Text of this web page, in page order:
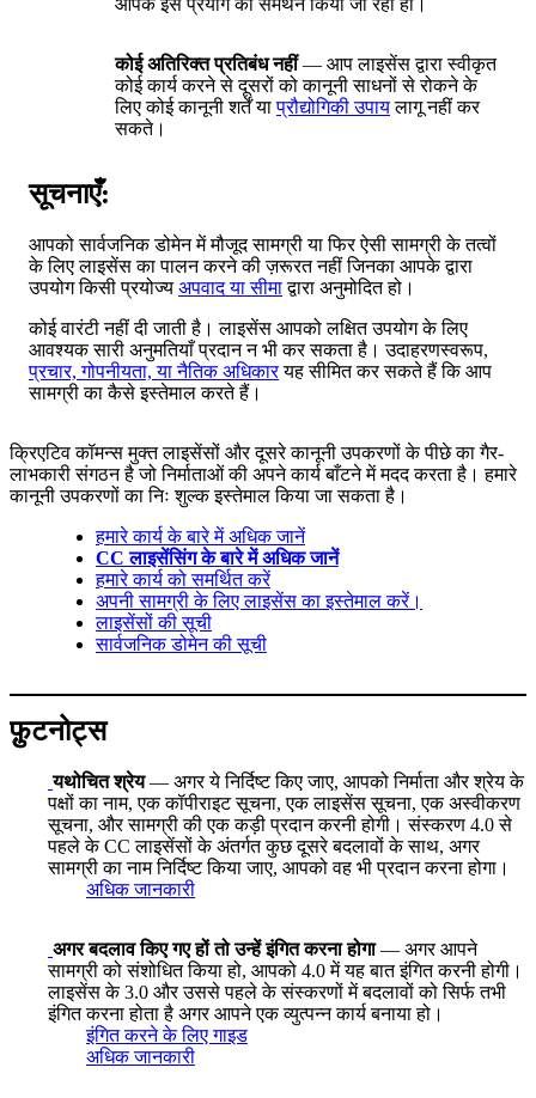
आपके इस प्रयोग का समर्थन किया जा रहा हो।
कोई अतिरिक्त प्रतिबंध नहीं— आप लाइसेंस द्वारा स्वीकृत
कोई कार्य करने से दूसरों को कानूनी साधनों से रोकने के
लिए कोई कानूनी शर्तें याप्रौद्योगिकी उपायलागू नहीं कर
सकते।
सूचनाएँ:
आपको सार्वजनिक डोमेन में मौजूद सामग्री या फिर ऐसी सामग्री के तत्वों
के लिए लाइसेंस का पालन करने की ज़रूरत नहीं जिनका आपके द्वारा
उपयोग किसी प्रयोज्य अपवाद या सीमाद्वारा अनुमोदित हो।
कोई वारंटी नहीं दी जाती है। लाइसेंस आपको लक्षित उपयोग के लिए
आवश्यक सारी अनुमतियाँ प्रदान न भी कर सकता है। उदाहरणस्वरूप,
प्रचार, गोपनीयता, या नैतिक अधिकारयह सीमित कर सकते हैं कि आप
सामग्री का कैसे इस्तेमाल करते हैं।
क्रिएटिव कॉमन्स मुक्त लाइसेंसों और दूसरे कानूनी उपकरणों के पीछे का गैर-
लाभकारी संगठन है जो निर्माताओं की अपने कार्य बाँटने में मदद करता है। हमारे
कानूनी उपकरणों का निः शुल्क इस्तेमाल किया जा सकता है।
हमारे कार्य के बारे में अधिक जानें
CC लाइसेंसिंग के बारे में अधिक जानें
हमारे कार्य को समर्थित करें
अपनी सामग्री के लिए लाइसेंस का इस्तेमाल करें।
लाइसेंसों की सूची
सार्वजनिक डोमेन की सूची
फ़ुटनोट्स
यथोचित श्रेय— अगर ये निर्दिष्ट किए जाए, आपको निर्माता और श्रेय के
पक्षों का नाम, एक कॉपीराइट सूचना, एक लाइसेंस सूचना, एक अस्वीकरण
सूचना, और सामग्री की एक कड़ी प्रदान करनी होगी। संस्करण 4.0 से
पहले के CC लाइसेंसों के अंतर्गत कुछ दूसरे बदलावों के साथ, अगर
सामग्री का नाम निर्दिष्ट किया जाए, आपको वह भी प्रदान करना होगा।
अधिक जानकारी
अगर बदलाव किए गए हों तो उन्हें इंगित करना होगा— अगर आपने
सामग्री को संशोधित किया हो, आपको 4.0 में यह बात इंगित करनी होगी।
लाइसेंस के 3.0 और उससे पहले के संस्करणों में बदलावों को सिर्फ तभी
इंगित करना होता है अगर आपने एक व्युत्पन्न कार्य बनाया हो।
इंगित करने के लिए गाइड
अधिक जानकारी